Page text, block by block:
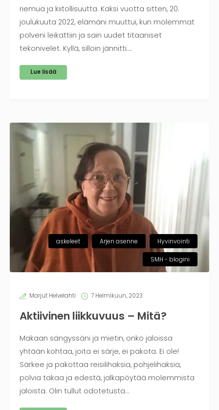
riemua ja kiitollisuutta. Kaksi vuotta sitten, 20.
joulukuuta 2022, elämäni muuttui, kun molemmat
polveni leikattiin ja sain uudet titaaniset
tekonivelet. Kyllä, silloin jännitti….
Lue lisää
askeleet Arjen asenne Hyvinvointi
SMH - blogini
Marjut Helvelahti 7 Helmikuun, 2023
Aktiivinen liikkuvuus – Mitä?
Makaan sängyssäni ja mietin, onko jaloissa
yhtään kohtaa, joita ei särje, ei pakota. Ei ole!
Särkee ja pakottaa reisilihaksia, pohjelihaksia,
polvia takaa ja edestä, jalkapöytää molemmista
jaloista. Olin tullut odotetusta…